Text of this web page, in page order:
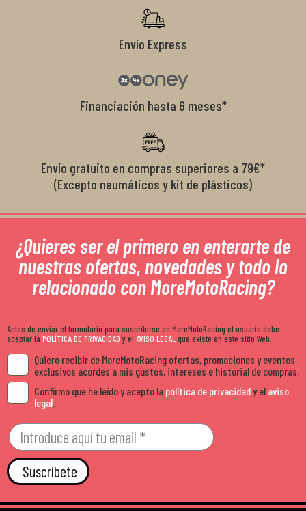
Envío Express
Financiación hasta 6 meses*
Envío gratuito en compras superiores a 79€*
(Excepto neumáticos y kit de plásticos)
¿Quieres ser el primero en enterarte de
nuestras ofertas, novedades y todo lo
relacionado con MoreMotoRacing?
Antes de enviar el formulario para suscribirse en MoreMotoRacing el usuario debe
aceptar la POLÍTICA DE PRIVACIDADy el AVISO LEGALque existe en este sitio Web.
Quiero recibir de MoreMotoRacing ofertas, promociones y eventos
exclusivos acordes a mis gustos, intereses e historial de compras.
Confirmo que he leído y acepto la política de privacidady el aviso
legal.
Suscríbete